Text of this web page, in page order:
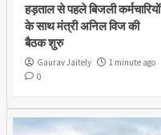
हड़ताल से पहले बिजली कर्मचारियों
के साथ मंत्री अनिल विज की
बैठक शुरु
Gaurav Jaitely
1 minute ago
0